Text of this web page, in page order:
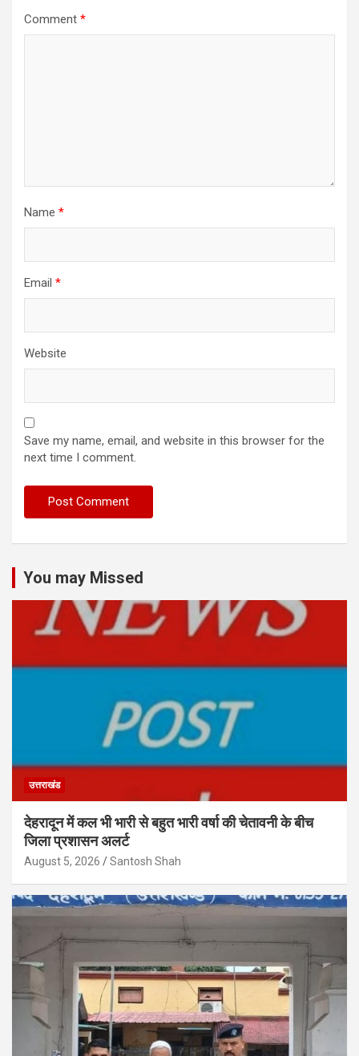
Comment *
Name *
Email *
Website
Save my name, email, and website in this browser for the
next time I comment.
You may Missed
उत्तराखंड
देहरादून में कल भी भारी से बहुत भारी वर्षा की चेतावनी के बीच
जिला प्रशासन अलर्ट
August 5, 2026 Santosh Shah